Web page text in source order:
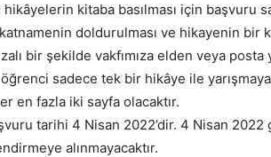
kitaba basılması için başvuru
doldurulması ve hikayenin bir
bir şekilde vakfımıza elden veya
sadece tek bir hikâye ile
en fazla iki sayfa olacaktır.
tarihi 4 Nisan 2022’dir. 4 Nisan 2022
alınmayacaktır.